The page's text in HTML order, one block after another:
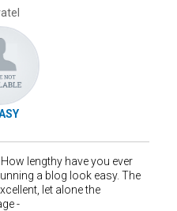
lengthy have you ever
a blog look easy. The
let alone the
-